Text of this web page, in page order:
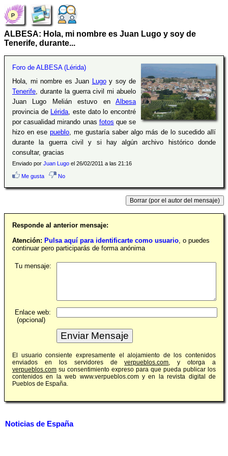
ALBESA: Hola, mi nombre es Juan Lugo y soy de
Tenerife, durante...
Foro de ALBESA (Lérida)
Hola, mi nombre es Juan Lugoy soy de
Tenerife, durante la guerra civil mi abuelo
Juan Lugo Melián estuvo enAlbesa
provincia de Lérida, este dato lo encontré
por casualidad mirando unas fotos que se
hizo en ese pueblo, me gustaría saber algo más de lo sucedido allí
durante la guerra civil y si hay algún archivo histórico donde
consultar, gracias
Enviado por Juan Lugo el 26/02/2011 a las 21:16
Me gusta No
Responde al anterior mensaje:
Atención: Pulsa aquí para identificarte como usuario, o puedes
continuar pero participarás de forma anónima
Tu mensaje:
Enlace web:
(opcional)
El usuario consiente expresamente el alojamiento de los contenidos
enviados en los servidores deverpueblos.com, y otorga a
verpueblos.com su consentimiento expreso para que pueda publicar los
contenidos en la web www.verpueblos.com y en la revista digital de
Pueblos de España.
Noticias de España